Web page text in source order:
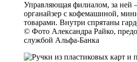
Управляющая филиалом, за
органайзер с кофемашиной,
товарами. Внутри спрятаны
© Фото Александра Райко,
службой Альфа-Банка